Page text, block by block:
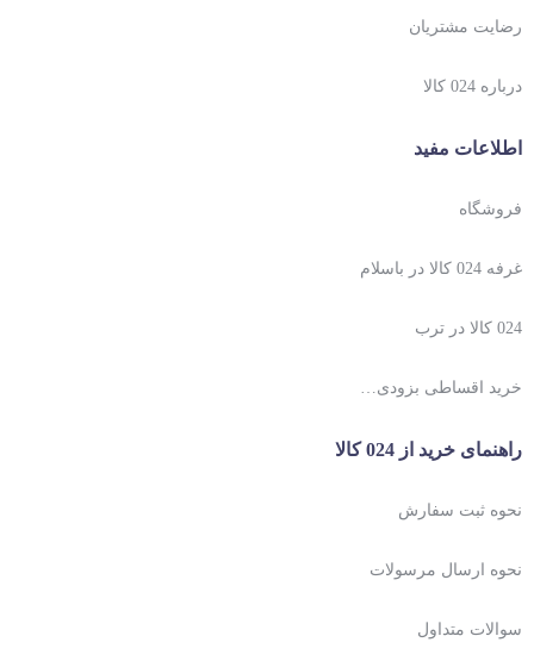
رضایت مشتریان
درباره 024 کالا
اطلاعات مفید
فروشگاه
غرفه 024 کالا در باسلام
024 کالا در ترب
خرید اقساطی بزودی…
راهنمای خرید از 024 کالا
نحوه ثبت سفارش
نحوه ارسال مرسولات
سوالات متداول